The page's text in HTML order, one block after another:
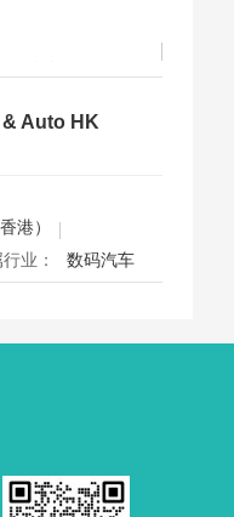
之一，并获UFI
国展馆，汇聚全
，为展商与买家
& Auto HK
港）
业：
数码汽车
站式采购盛会，欢